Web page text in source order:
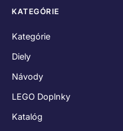
KATEGÓRIE
Kategórie
Diely
Návody
LEGO Doplnky
Katalóg